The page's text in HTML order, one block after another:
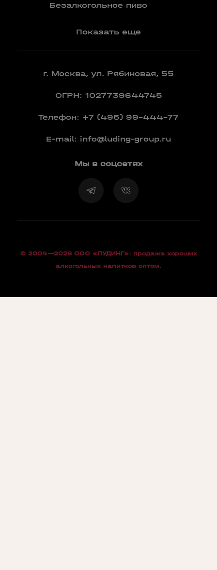
Безалкогольное пиво
Показать еще
г. Москва, ул. Рябиновая, 55
ОГРН: 1027739644745
Телефон: +7 (495) 99-444-77
E-mail: info@luding-group.ru
Мы в соцсетях
© 2004—2026 OOO «ЛУДИНГ»: продажа хороших
алкогольных напитков оптом.